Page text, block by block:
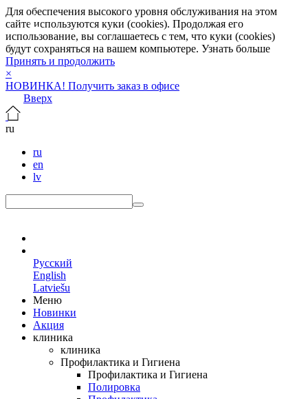
Для обеспечения высокого уровня обслуживания на этом
сайте используются куки (cookies). Продолжая его
использование, вы соглашаетесь с тем, что куки (cookies)
будут сохраняться на вашем компьютере. Узнать больше
Принять и продолжить
×
НОВИНКА! Получить заказ в офисе
Вверх
ru
ru
en
lv
Русский
English
Latviešu
Меню
Новинки
Акция
клиника
клиника
Профилактика и Гигиена
Профилактика и Гигиена
Полировка